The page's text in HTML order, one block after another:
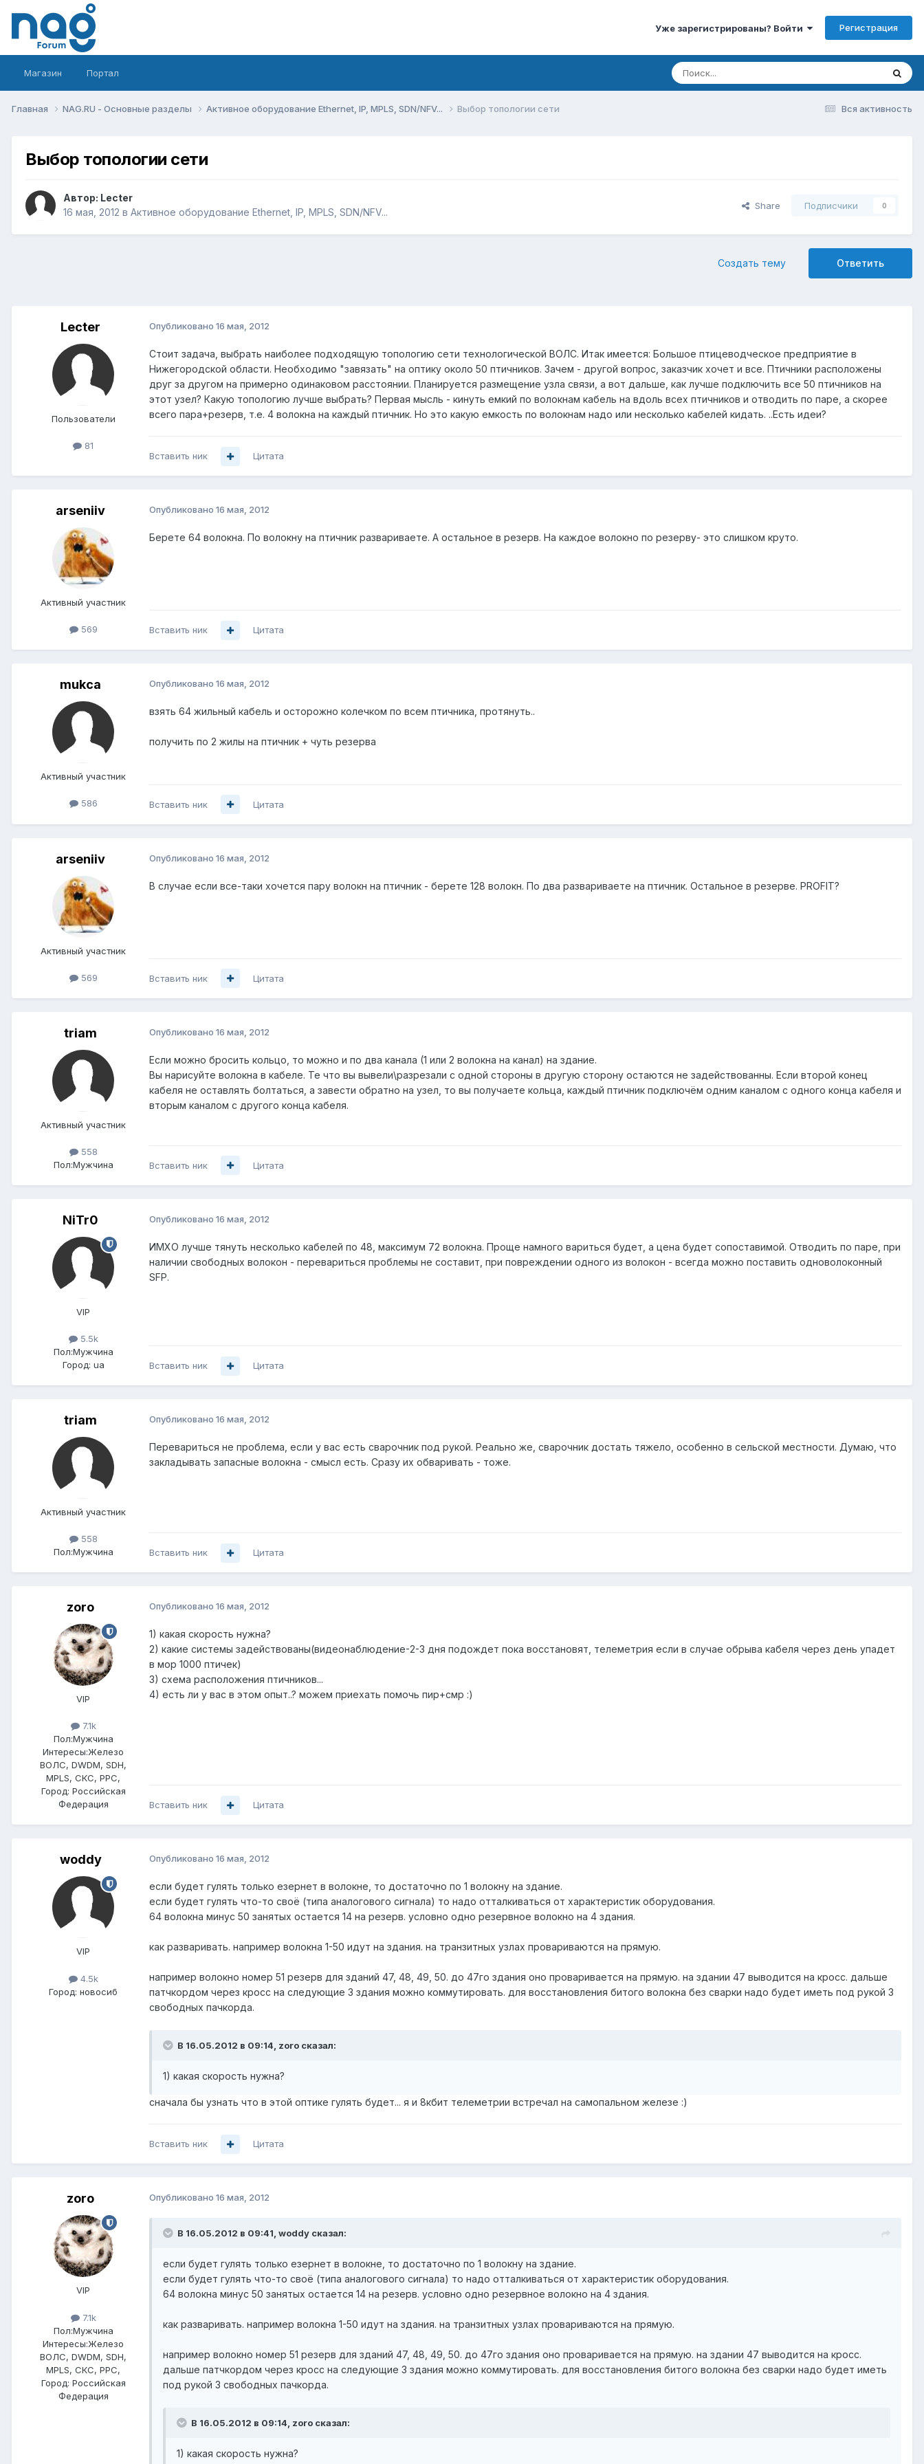
Уже зарегистрированы? Войти Регистрация
Магазин Портал
Вся активность
Главная NAG.RU - Основные разделы Активное оборудование Ethernet, IP, MPLS, SDN/NFV... Выбор топологии сети
Выбор топологии сети
Автор: Lecter
16 мая, 2012 в Активное оборудование Ethernet, IP, MPLS, SDN/NFV...
Share Подписчики 0
Ответить
Создать тему
Lecter
Пользователи
81
Опубликовано 16 мая, 2012
Стоит задача, выбрать наиболее подходящую топологию сети технологической ВОЛС. Итак имеется: Большое птицеводческое предприятие в
Нижегородской области. Необходимо "завязать" на оптику около 50 птичников. Зачем - другой вопрос, заказчик хочет и все. Птичники расположены
друг за другом на примерно одинаковом расстоянии. Планируется размещение узла связи, а вот дальше, как лучше подключить все 50 птичников на
этот узел? Какую топологию лучше выбрать? Первая мысль - кинуть емкий по волокнам кабель на вдоль всех птичников и отводить по паре, а скорее
всего пара+резерв, т.е. 4 волокна на каждый птичник. Но это какую емкость по волокнам надо или несколько кабелей кидать. ..Есть идеи?
Вставить ник Цитата
arseniiv
Активный участник
569
Опубликовано 16 мая, 2012
Берете 64 волокна. По волокну на птичник развариваете. А остальное в резерв. На каждое волокно по резерву- это слишком круто.
Вставить ник Цитата
mukca
Активный участник
586
Опубликовано 16 мая, 2012
взять 64 жильный кабель и осторожно колечком по всем птичника, протянуть..
получить по 2 жилы на птичник + чуть резерва
Вставить ник Цитата
arseniiv
Активный участник
569
Опубликовано 16 мая, 2012
В случае если все-таки хочется пару волокн на птичник - берете 128 волокн. По два развариваете на птичник. Остальное в резерве. PROFIT?
Вставить ник Цитата
triam
Активный участник
558
Пол:Мужчина
Опубликовано 16 мая, 2012
Если можно бросить кольцо, то можно и по два канала (1 или 2 волокна на канал) на здание.
Вы нарисуйте волокна в кабеле. Те что вы вывели\разрезали с одной стороны в другую сторону остаются не задействованны. Если второй конец
кабеля не оставлять болтаться, а завести обратно на узел, то вы получаете кольца, каждый птичник подключём одним каналом с одного конца кабеля и
вторым каналом с другого конца кабеля.
Вставить ник Цитата
NiTr0
VIP
5.5k
Пол:Мужчина
Город: ua
Опубликовано 16 мая, 2012
ИМХО лучше тянуть несколько кабелей по 48, максимум 72 волокна. Проще намного вариться будет, а цена будет сопоставимой. Отводить по паре, при
наличии свободных волокон - перевариться проблемы не составит, при повреждении одного из волокон - всегда можно поставить одноволоконный
SFP.
Вставить ник Цитата
triam
Активный участник
558
Пол:Мужчина
Опубликовано 16 мая, 2012
Перевариться не проблема, если у вас есть сварочник под рукой. Реально же, сварочник достать тяжело, особенно в сельской местности. Думаю, что
закладывать запасные волокна - смысл есть. Сразу их обваривать - тоже.
Вставить ник Цитата
zoro
VIP
7.1k
Пол:Мужчина
Интересы:Железо
ВОЛС, DWDM, SDH,
MPLS, СКС, РРС,
Город: Российская
Федерация
Опубликовано 16 мая, 2012
1) какая скорость нужна?
2) какие системы задействованы(видеонаблюдение-2-3 дня подождет пока восстановят, телеметрия если в случае обрыва кабеля через день упадет
в мор 1000 птичек)
3) схема расположения птичников...
4) есть ли у вас в этом опыт..? можем приехать помочь пир+смр :)
Вставить ник Цитата
woddy
VIP
4.5k
Город: новосиб
Опубликовано 16 мая, 2012
если будет гулять только езернет в волокне, то достаточно по 1 волокну на здание.
если будет гулять что-то своё (типа аналогового сигнала) то надо отталкиваться от характеристик оборудования.
64 волокна минус 50 занятых остается 14 на резерв. условно одно резервное волокно на 4 здания.
как разваривать. например волокна 1-50 идут на здания. на транзитных узлах провариваются на прямую.
например волокно номер 51 резерв для зданий 47, 48, 49, 50. до 47го здания оно проваривается на прямую. на здании 47 выводится на кросс. дальше
патчкордом через кросс на следующие 3 здания можно коммутировать. для восстановления битого волокна без сварки надо будет иметь под рукой 3
свободных пачкорда.
В 16.05.2012 в 09:14, zoro сказал:
1) какая скорость нужна?
сначала бы узнать что в этой оптике гулять будет... я и 8кбит телеметрии встречал на самопальном железе :)
Вставить ник Цитата
zoro
VIP
7.1k
Пол:Мужчина
Интересы:Железо
ВОЛС, DWDM, SDH,
MPLS, СКС, РРС,
Город: Российская
Федерация
Опубликовано 16 мая, 2012
В 16.05.2012 в 09:41, woddy сказал:
если будет гулять только езернет в волокне, то достаточно по 1 волокну на здание.
если будет гулять что-то своё (типа аналогового сигнала) то надо отталкиваться от характеристик оборудования.
64 волокна минус 50 занятых остается 14 на резерв. условно одно резервное волокно на 4 здания.
как разваривать. например волокна 1-50 идут на здания. на транзитных узлах провариваются на прямую.
например волокно номер 51 резерв для зданий 47, 48, 49, 50. до 47го здания оно проваривается на прямую. на здании 47 выводится на кросс.
дальше патчкордом через кросс на следующие 3 здания можно коммутировать. для восстановления битого волокна без сварки надо будет иметь
под рукой 3 свободных пачкорда.
В 16.05.2012 в 09:14, zoro сказал:
1) какая скорость нужна?